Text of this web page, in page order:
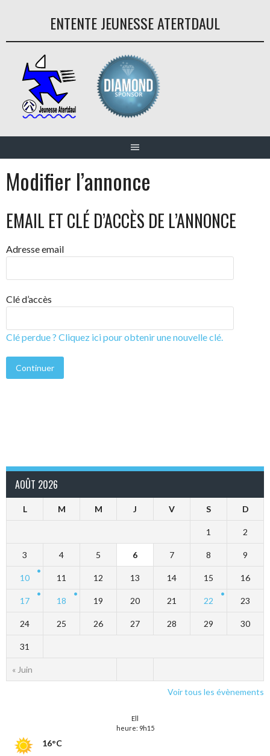
ENTENTE JEUNESSE ATERTDAUL
Modifier l’annonce
EMAIL ET CLÉ D’ACCÈS DE L’ANNONCE
Adresse email
Clé d’accès
Clé perdue ? Cliquez ici pour obtenir une nouvelle clé.
AOÛT 2026
L M M J V S D
« Juin
1 2
3 4 5 6 7 8 9
10 11 12 13 14 15 16
17 18 19 20 21 22 23
24 25 26 27 28 29 30
31
Voir tous les évènements
Ell
heure: 9h15
16°C